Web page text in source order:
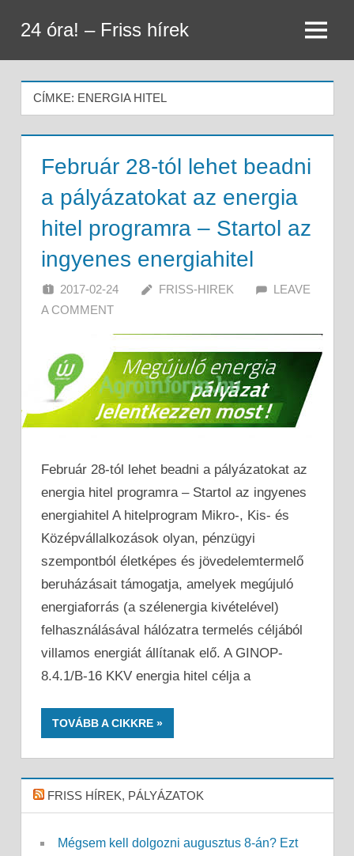
content
24 óra! – Friss hírek Menu
CÍMKE: ENERGIA HITEL
Február 28-tól lehet beadni
a pályázatokat az energia
hitel programra – Startol az
ingyenes energiahitel
2017-02-24 FRISS-HIREK
LEAVE
A COMMENT
Február 28-tól lehet beadni a pályázatokat az
energia hitel programra – Startol az ingyenes
energiahitel A hitelprogram Mikro-, Kis- és
Középvállalkozások olyan, pénzügyi
szempontból életképes és jövedelemtermelő
beruházásait támogatja, amelyek megújuló
energiaforrás (a szélenergia kivételével)
felhasználásával hálózatra termelés céljából
villamos energiát állítanak elő. A GINOP-
8.4.1/B-16 KKV energia hitel célja a
TOVÁBB A CIKKRE
FRISS HÍREK, PÁLYÁZATOK
Mégsem kell dolgozni augusztus 8-án? Ezt